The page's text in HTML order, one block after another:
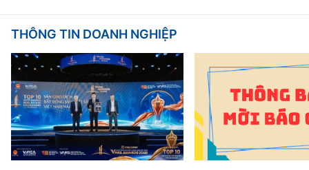
THÔNG TIN DOANH NGHIỆP